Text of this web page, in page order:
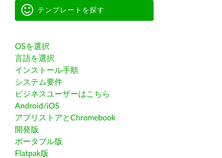
テンプレートを探す
OSを選択
言語を選択
インストール手順
システム要件
ビジネスユーザーはこちら
Android/iOS
アプリストアとChromebook
開発版
ポータブル版
Flatpak版